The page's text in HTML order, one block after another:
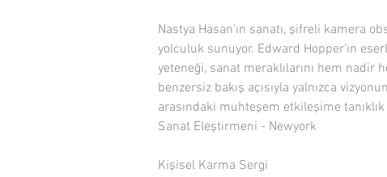
Nastya Hasan'ın sanatı, şifreli kamera
yolculuk sunuyor. Edward Hopper'ın
yeteneği, sanat meraklılarını hem
benzersiz bakış açısıyla yalnızca
arasındaki muhteşem etkileşime tanıklık
Sanat Eleştirmeni - Newyork
Kişisel Karma Sergi